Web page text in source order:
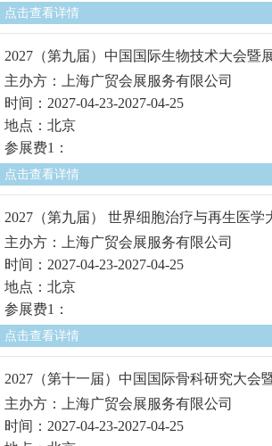
点击查看详情
2027（第九届）中国国际生物技术大会暨
主办方：上海广贸会展服务有限公司
时间：2027-04-23-2027-04-25
地点：北京
参展费1：
点击查看详情
2027（第九届） 世界细胞治疗与再生医学
主办方：上海广贸会展服务有限公司
时间：2027-04-23-2027-04-25
地点：北京
参展费1：
点击查看详情
2027（第十一届）中国国际骨科研究大会
主办方：上海广贸会展服务有限公司
时间：2027-04-23-2027-04-25